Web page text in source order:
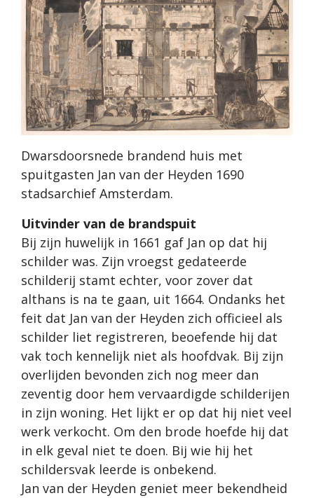
Dwarsdoorsnede brandend huis met
spuitgasten Jan van der Heyden 1690
stadsarchief Amsterdam.
Uitvinder van de brandspuit
Bij zijn huwelijk in 1661 gaf Jan op dat hij
schilder was. Zijn vroegst gedateerde
schilderij stamt echter, voor zover dat
althans is na te gaan, uit 1664. Ondanks het
feit dat Jan van der Heyden zich officieel als
schilder liet registreren, beoefende hij dat
vak toch kennelijk niet als hoofdvak. Bij zijn
overlijden bevonden zich nog meer dan
zeventig door hem vervaardigde schilderijen
in zijn woning. Het lijkt er op dat hij niet veel
werk verkocht. Om den brode hoefde hij dat
in elk geval niet te doen. Bij wie hij het
schildersvak leerde is onbekend.
Jan van der Heyden geniet meer bekendheid